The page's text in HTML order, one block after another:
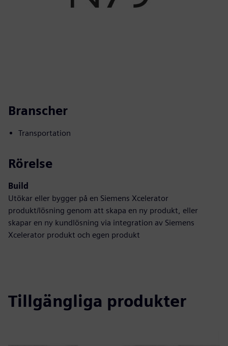
Branscher
Transportation
Rörelse
Build
Utökar eller bygger på en Siemens Xcelerator
produkt/lösning genom att skapa en ny produkt, eller
skapar en ny kundlösning via integration av Siemens
Xcelerator produkt och egen produkt
Tillgängliga produkter